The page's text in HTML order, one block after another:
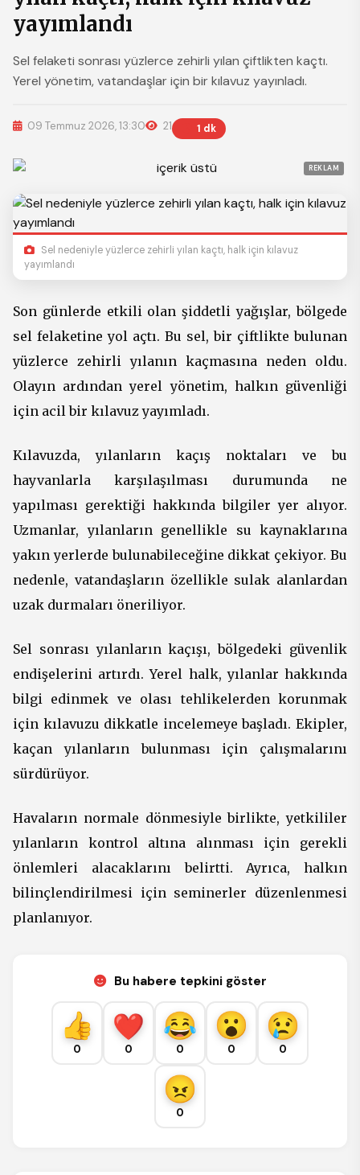
yayımlandı
Sel felaketi sonrası yüzlerce zehirli yılan çiftlikten kaçtı.
Yerel yönetim, vatandaşlar için bir kılavuz yayınladı.
09 Temmuz 2026, 13:30 21 1 dk
REKLAM
Sel nedeniyle yüzlerce zehirli yılan kaçtı, halk için kılavuz
yayımlandı
Son günlerde etkili olan şiddetli yağışlar, bölgede
sel felaketine yol açtı. Bu sel, bir çiftlikte bulunan
yüzlerce zehirli yılanın kaçmasına neden oldu.
Olayın ardından yerel yönetim, halkın güvenliği
için acil bir kılavuz yayımladı.
Kılavuzda, yılanların kaçış noktaları ve bu
hayvanlarla karşılaşılması durumunda ne
yapılması gerektiği hakkında bilgiler yer alıyor.
Uzmanlar, yılanların genellikle su kaynaklarına
yakın yerlerde bulunabileceğine dikkat çekiyor. Bu
nedenle, vatandaşların özellikle sulak alanlardan
uzak durmaları öneriliyor.
Sel sonrası yılanların kaçışı, bölgedeki güvenlik
endişelerini artırdı. Yerel halk, yılanlar hakkında
bilgi edinmek ve olası tehlikelerden korunmak
için kılavuzu dikkatle incelemeye başladı. Ekipler,
kaçan yılanların bulunması için çalışmalarını
sürdürüyor.
Havaların normale dönmesiyle birlikte, yetkililer
yılanların kontrol altına alınması için gerekli
önlemleri alacaklarını belirtti. Ayrıca, halkın
bilinçlendirilmesi için seminerler düzenlenmesi
planlanıyor.
Bu habere tepkini göster
0 0 0 0 0
0